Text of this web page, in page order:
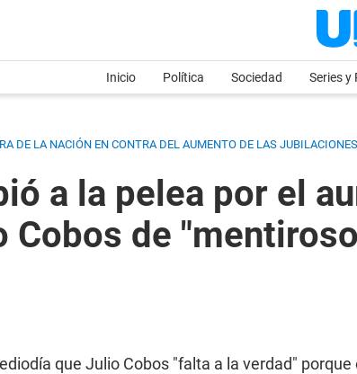
Inicio Política Sociedad Series y
DE LA NACIÓN EN CONTRA DEL AUMENTO DE LAS
a la pelea por el
Cobos de
que Julio Cobos "falta a la verdad"